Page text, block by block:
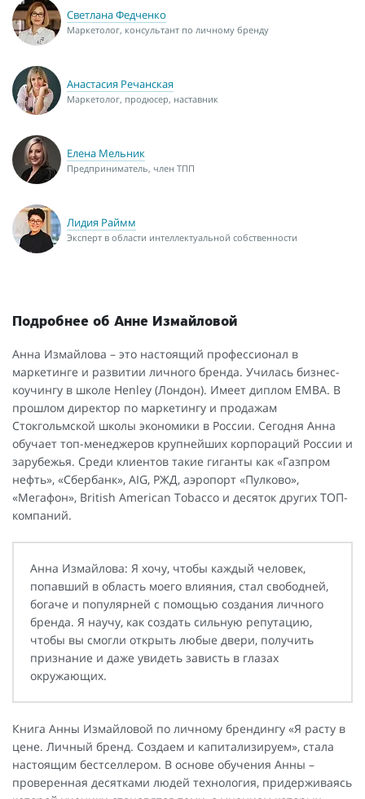
Светлана Федченко
Маркетолог, консультант по личному бренду
Анастасия Речанская
Маркетолог, продюсер, наставник
Елена Мельник
Предприниматель, член ТПП
Лидия Раймм
Эксперт в области интеллектуальной собственности
Подробнее об Анне Измайловой
Анна Измайлова – это настоящий профессионал в
маркетинге и развитии личного бренда. Училась бизнес-
коучингу в школе Henley (Лондон). Имеет диплом EMBA. В
прошлом директор по маркетингу и продажам
Стокгольмской школы экономики в России. Сегодня Анна
обучает топ-менеджеров крупнейших корпораций России и
зарубежья. Среди клиентов такие гиганты как «Газпром
нефть», «Сбербанк», AIG, РЖД, аэропорт «Пулково»,
«Мегафон», British American Tobacco и десяток других ТОП-
компаний.
Анна Измайлова: Я хочу, чтобы каждый человек,
попавший в область моего влияния, стал свободней,
богаче и популярней с помощью создания личного
бренда. Я научу, как создать сильную репутацию,
чтобы вы смогли открыть любые двери, получить
признание и даже увидеть зависть в глазах
окружающих.
Книга Анны Измайловой по личному брендингу «Я расту в
цене. Личный бренд. Создаем и капитализируем», стала
настоящим бестселлером. В основе обучения Анны –
проверенная десятками людей технология, придерживаясь